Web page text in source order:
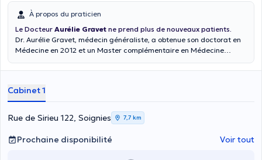
À propos du praticien
Le Docteur Aurélie Gravet ne prend plus de nouveaux patients.
Dr. Aurélie Gravet, médecin généraliste, a obtenue son doctorat en
Médecine en 2012 et un Master complémentaire en Médecine
du nourrisson et du jeune enfant ainsi qu'une spécialisation en
vous accueillir a son cabinet.
Cabinet 1
Rue de Sirieu 122, Soignies 7,7 km
Prochaine disponibilité Voir tout